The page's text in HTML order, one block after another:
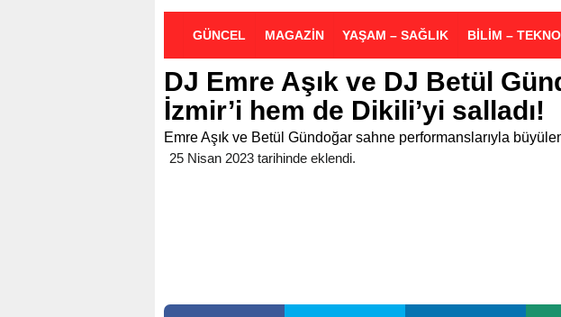
GÜNCEL MAGAZİN YAŞAM – SAĞLIK BİLİM –
DJ Emre Aşık ve DJ Betül
İzmir’i hem de Dikili’yi salladı!
Emre Aşık ve Betül Gündoğar sahne performanslarıyla
25 Nisan 2023 tarihinde eklendi.